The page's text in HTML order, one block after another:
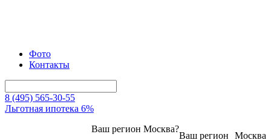
Фото
Контакты
8 (495) 565-30-55
Льготная ипотека 6%
Москва
Ваш регион
Ваш регион Москва?